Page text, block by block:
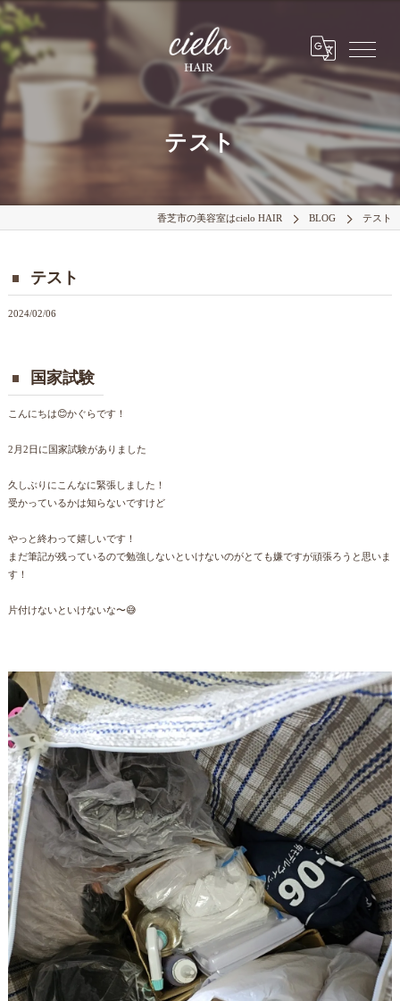
テスト
香芝市の美容室はcielo HAIR BLOG テスト
テスト
2024/02/06
国家試験
こんにちは😊かぐらです！
2月2日に国家試験がありました
久しぶりにこんなに緊張しました！
受かっているかは知らないですけど
やっと終わって嬉しいです！
まだ筆記が残っているので勉強しないといけないのがとても嫌ですが頑張ろうと思いま
す！
片付けないといけないな〜😅